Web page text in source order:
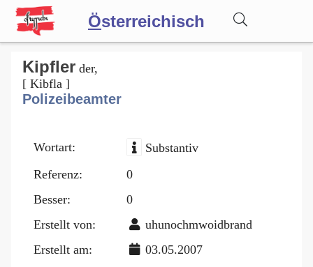
Österreichisch
Wörterbuch
Forum
Blog
Kipfler der,
[ Kibfla ]
Polizeibeamter
Wortart:
Substantiv
Referenz:
0
Besser:
0
Erstellt von:
uhunochmwoidbrand
Erstellt am:
03.05.2007